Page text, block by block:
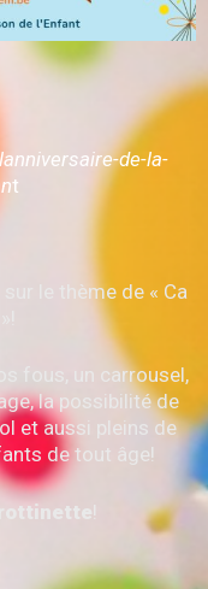
de-la-
t
le thème de « Ca
fous, un carrousel,
la possibilité de
et aussi pleins de
de tout âge!